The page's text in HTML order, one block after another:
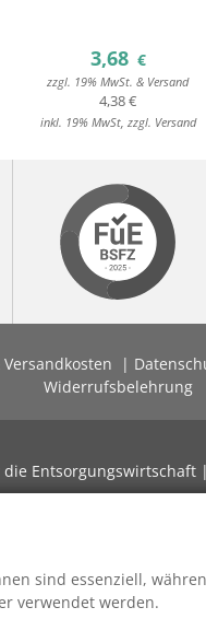
3,68 €
zzgl. 19% MwSt. & Versand
4,38 €
inkl. 19% MwSt, zzgl. Versand
Widerrufsbelehrung
Entsorgungswirtschaft
sind essenziell,
verwendet werden.